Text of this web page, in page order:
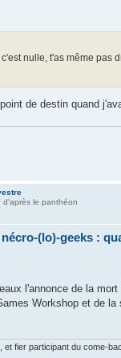
nulle, t'as même pas
de destin quand
d'après le panthéon
(lo)-geeks :
l'annonce de la
Workshop et de la
et fier participant du come-